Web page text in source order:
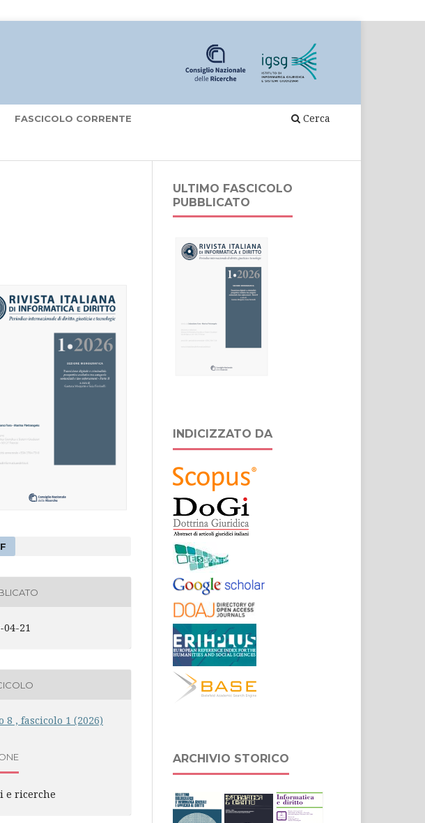
FASCICOLO CORRENTE Cerca
04-21
8 , fascicolo 1 (2026)
e ricerche
ULTIMO FASCICOLO
PUBBLICATO
INDICIZZATO DA
ARCHIVIO STORICO